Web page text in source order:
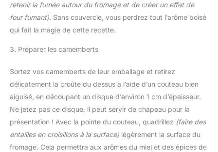
retenir la fumée autour du fromage et de créer un effet de
four fumant). Sans couvercle, vous perdrez tout l’arôme boisé
qui fait la magie de cette recette.
3. Préparer les camemberts
Sortez vos camemberts de leur emballage et retirez
délicatement la croûte du dessus à l’aide d’un couteau bien
aiguisé, en découpant un disque d’environ 1 cm d’épaisseur.
Ne jetez pas ce disque, il peut servir de chapeau pour la
présentation ! Avec la pointe du couteau, quadrillez (faire des
entailles en croisillons à la surface) légèrement la surface du
fromage. Cela permettra aux arômes du miel et des épices de